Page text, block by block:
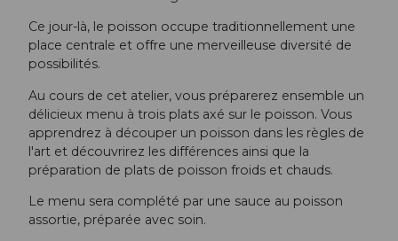
Ce jour-là, le poisson occupe traditionnellement une
place centrale et offre une merveilleuse diversité de
possibilités.
Au cours de cet atelier, vous préparerez ensemble un
délicieux menu à trois plats axé sur le poisson. Vous
apprendrez à découper un poisson dans les règles de
l'art et découvrirez les différences ainsi que la
préparation de plats de poisson froids et chauds.
Le menu sera complété par une sauce au poisson
assortie, préparée avec soin.